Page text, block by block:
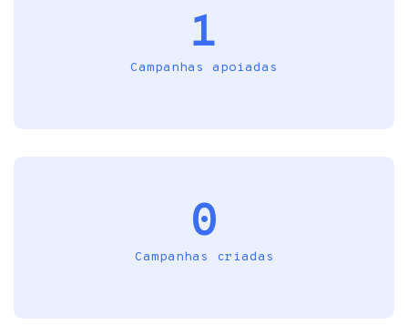
1
Campanhas apoiadas
0
Campanhas criadas